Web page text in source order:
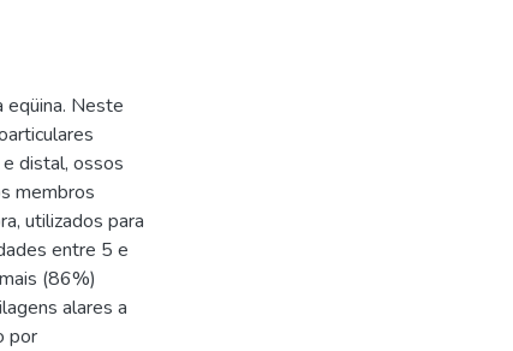
Neste
distal, ossos
membros
utilizados para
entre 5 e
(86%)
alares a
por